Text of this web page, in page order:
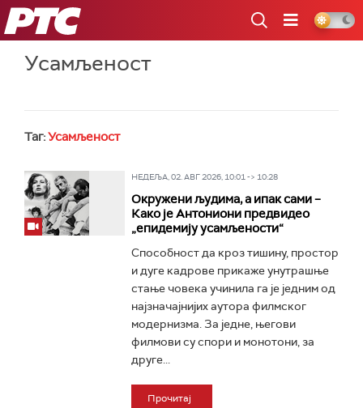
РТС
Усамљеност
Таг:Усамљеност
НЕДЕЉА, 02. АВГ 2026, 10:01 -> 10:28
Окружени људима, а ипак сами –
Како је Антониони предвидео
„епидемију усамљености“
Способност да кроз тишину, простор
и дуге кадрове прикаже унутрашње
стање човека учинила га је једним од
најзначајнијих аутора филмског
модернизма. За једне, његови
филмови су спори и монотони, за
друге...
Прочитај